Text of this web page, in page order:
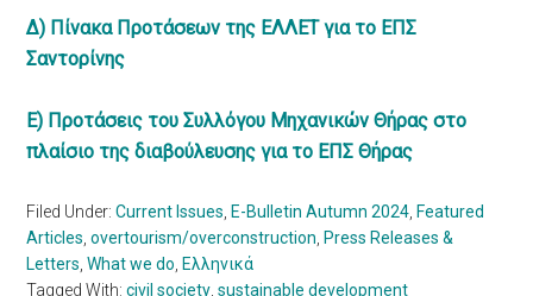
Δ) Πίνακα Προτάσεων της ΕΛΛΕΤ για το ΕΠΣ
Σαντορίνης
Ε) Προτάσεις του Συλλόγου Μηχανικών Θήρας στο
πλαίσιο της διαβούλευσης για το ΕΠΣ Θήρας
Filed Under:Current Issues E-Bulletin Autumn 2024 Featured
Articles ,overtourism/overconstruction Press Releases &
Letters ,What we do Ελληνικά
Tagged With:civil society ,sustainable development